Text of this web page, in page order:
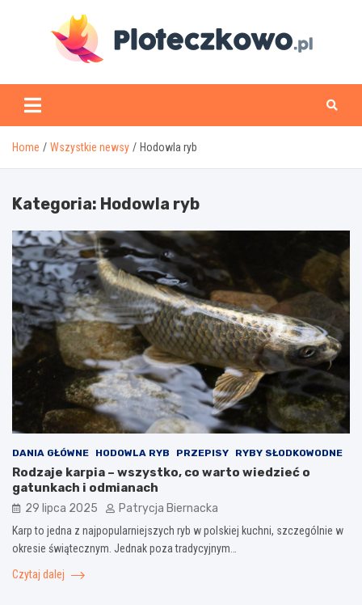
www.ploteczkowo.pl
Home Wszystkie newsy Hodowla ryb
Kategoria: Hodowla ryb
DANIA GŁÓWNE HODOWLA RYB PRZEPISY RYBY SŁODKOWODNE
Rodzaje karpia – wszystko, co warto wiedzieć o
gatunkach i odmianach
29 lipca 2025 Patrycja Biernacka
Karp to jedna z najpopularniejszych ryb w polskiej kuchni, szczególnie w
okresie świątecznym. Jednak poza tradycyjnym…
Czytaj dalej